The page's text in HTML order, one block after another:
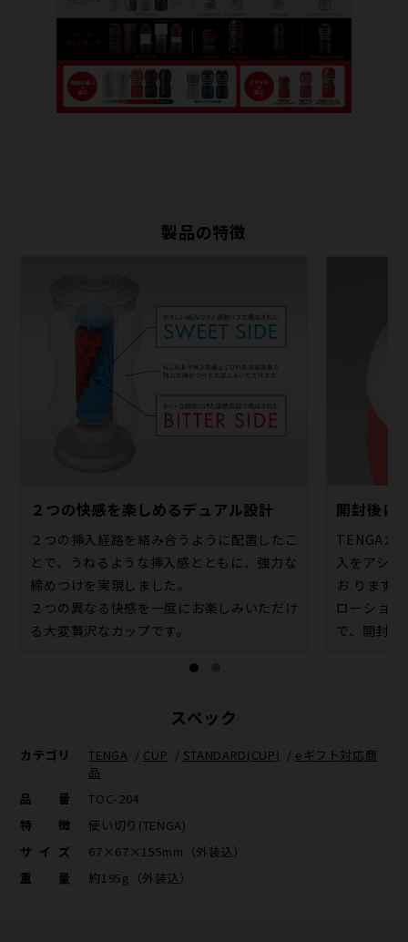
製品の特徴
２つの快感を楽しめるデュアル設計
２つの挿入経路を絡み合うように配置したこ
とで、うねるような挿入感とともに、強力な
締めつけを実現しました。
２つの異なる快感を一度にお楽しみいただけ
る大変贅沢なカップです。
開封後に
TENGAカ
入をアシス
お ります。
ローショ
で、開封し
スペック
カテゴリ TENGA / CUP / STANDARD(CUP) / eギフト対応商
品
品番
TOC-204
特徴
使い切り(TENGA)
サイズ
67×67×155mm（外装込）
重量
約195g（外装込）